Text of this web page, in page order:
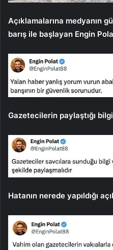
Açıklamalarına medyanın
barış ile başlayan Engin
Gazetecilerin paylaştığı
Hatanın nerede yapıldığı